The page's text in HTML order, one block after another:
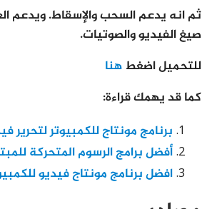
ثم انه يدعم السحب والإسقاط. ويدعم
صيغ الفيديو والصوتيات.
للتحميل اضغط هنا
كما قد يهمك قراءة:
برنامج مونتاج للكمبيوتر لتحرير
أفضل برامج الرسوم المتحركة
افضل برنامج مونتاج فيديو